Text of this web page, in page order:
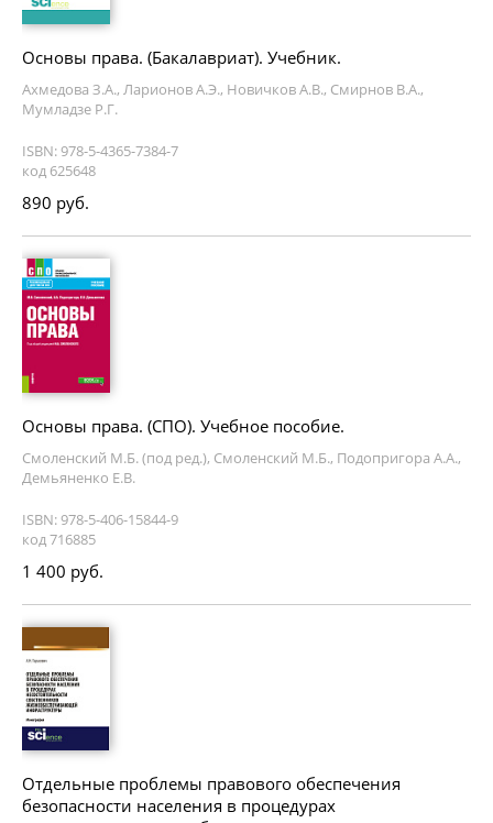
Основы права. (Бакалавриат). Учебник.
Ахмедова З.А., Ларионов А.Э., Новичков А.В., Смирнов В.А.,
Мумладзе Р.Г.
ISBN: 978-5-4365-7384-7
код 625648
890 руб.
Основы права. (СПО). Учебное пособие.
Смоленский М.Б. (под ред.), Смоленский М.Б., Подопригора А.А.,
Демьяненко Е.В.
ISBN: 978-5-406-15844-9
код 716885
1 400 руб.
Отдельные проблемы правового обеспечения
безопасности населения в процедурах